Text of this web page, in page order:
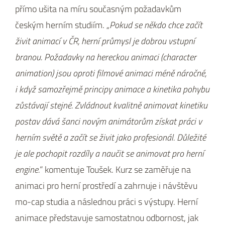
přímo ušita na míru současným požadavkům
českým herním studiím. „Pokud se někdo chce začít
živit animací v ČR, herní průmysl je dobrou vstupní
branou. Požadavky na hereckou animaci (character
animation) jsou oproti filmové animaci méně náročné,
i když samozřejmě principy animace a kinetika pohybu
zůstávají stejné. Zvládnout kvalitně animovat kinetiku
postav dává šanci novým animátorům získat práci v
herním světě a začít se živit jako profesionál. Důležité
je ale pochopit rozdíly a naučit se animovat pro herní
engine.“ komentuje Toušek. Kurz se zaměřuje na
animaci pro herní prostředí a zahrnuje i návštěvu
mo-cap studia a následnou práci s výstupy. Herní
animace představuje samostatnou odbornost, jak